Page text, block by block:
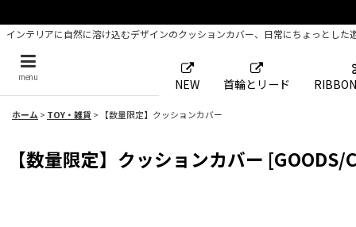
インテリアに自然に溶け込むデザインのクッションカバー、日常にちょっとした
menu NEW 首輪とリード
ホーム > TOY・雑貨 > 【数量限定】クッションカバー
【数量限定】クッションカバー [GOODS/